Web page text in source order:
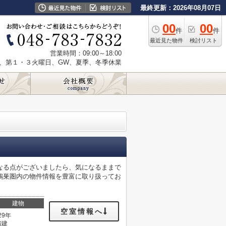
最終更新：2026年08月07日
00件
最近見た物件
00件
検討リスト
営業時間：09:00～18:00
第１・３火曜日、GW、夏季、冬季休業
点がございましたら、気になるままで
圏内の物件情報を豊富に取り扱ってお
建物
年
建
空室情報へ